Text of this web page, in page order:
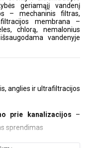
geriamąjį vandenį
– mechaninis filtras,
membrana –
chlorą, nemalonius
vandenyje
anglies ir ultrafiltracijos
prie kanalizacijos –
sprendimas